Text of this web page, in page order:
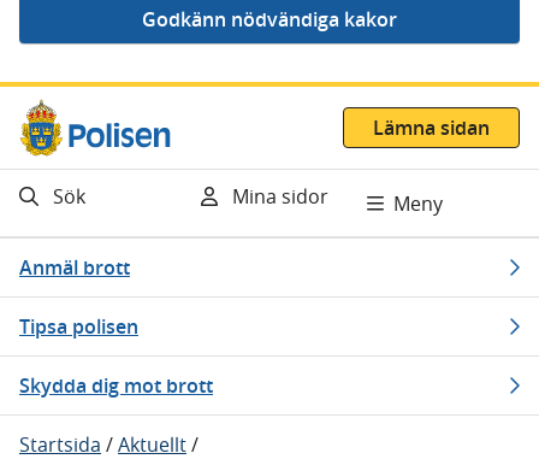
Gå direkt till innehåll
Lämna sidan
Sök Mina sidor Meny
Anmäl brott
Tipsa polisen
Skydda dig mot brott
Startsida /Aktuellt/